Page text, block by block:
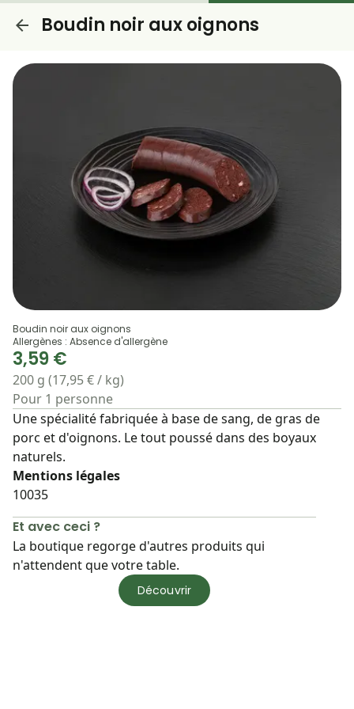
Boudin noir aux oignons
Boudin noir aux oignons
Allergènes : Absence d'allergène
3,59 €
200 g (17,95 € / kg)
Pour 1 personne
Une spécialité fabriquée à base de sang, de gras de
porc et d'oignons. Le tout poussé dans des boyaux
naturels.
Mentions légales
10035
Et avec ceci ?
La boutique regorge d'autres produits qui
n'attendent que votre table.
Découvrir